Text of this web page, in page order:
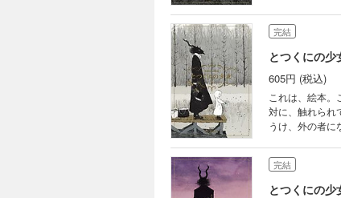
完結
とつくにの
605円 (税込)
これは、絵本
対に、触れられ
うけ、外の者
佇む、ふたりの
完結
とつくにの